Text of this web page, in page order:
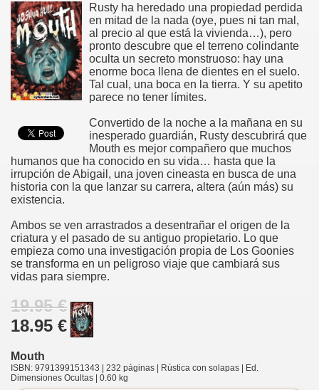
Rusty ha heredado una propiedad perdida
en mitad de la nada (oye, pues ni tan mal,
al precio al que está la vivienda…), pero
pronto descubre que el terreno colindante
oculta un secreto monstruoso: hay una
enorme boca llena de dientes en el suelo.
Tal cual, una boca en la tierra. Y su apetito
parece no tener límites.
Convertido de la noche a la mañana en su
inesperado guardián, Rusty descubrirá que
Mouth es mejor compañero que muchos
humanos que ha conocido en su vida… hasta que la
irrupción de Abigail, una joven cineasta en busca de una
historia con la que lanzar su carrera, altera (aún más) su
existencia.
Ambos se ven arrastrados a desentrañar el origen de la
criatura y el pasado de su antiguo propietario. Lo que
empieza como una investigación propia de Los Goonies
se transforma en un peligroso viaje que cambiará sus
vidas para siempre.
19.95 €
18.95 €
Mouth
ISBN: 9791399151343 | 232 páginas | Rústica con solapas | Ed.
Dimensiones Ocultas | 0.60 kg